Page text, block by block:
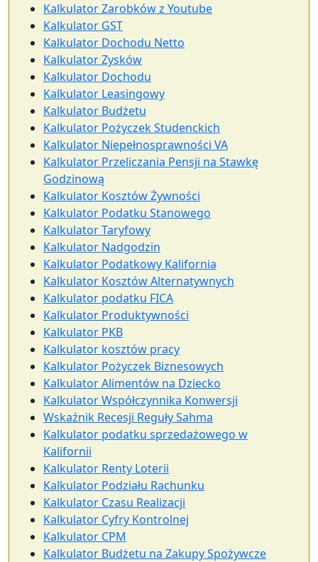
Kalkulator Zarobków z Youtube
Kalkulator GST
Kalkulator Dochodu Netto
Kalkulator Zysków
Kalkulator Dochodu
Kalkulator Leasingowy
Kalkulator Budżetu
Kalkulator Pożyczek Studenckich
Kalkulator Niepełnosprawności VA
Kalkulator Przeliczania Pensji na Stawkę
Godzinową
Kalkulator Kosztów Żywności
Kalkulator Podatku Stanowego
Kalkulator Taryfowy
Kalkulator Nadgodzin
Kalkulator Podatkowy Kalifornia
Kalkulator Kosztów Alternatywnych
Kalkulator podatku FICA
Kalkulator Produktywności
Kalkulator PKB
Kalkulator kosztów pracy
Kalkulator Pożyczek Biznesowych
Kalkulator Alimentów na Dziecko
Kalkulator Współczynnika Konwersji
Wskaźnik Recesji Reguły Sahma
Kalkulator podatku sprzedażowego w
Kalifornii
Kalkulator Renty Loterii
Kalkulator Podziału Rachunku
Kalkulator Czasu Realizacji
Kalkulator Cyfry Kontrolnej
Kalkulator CPM
Kalkulator Budżetu na Zakupy Spożywcze